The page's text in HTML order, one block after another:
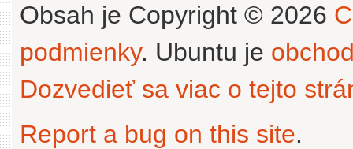
Obsah je Copyright © 2026
podmienky. Ubuntu je
Dozvedieť sa viac o tejto
Report a bug on this site.